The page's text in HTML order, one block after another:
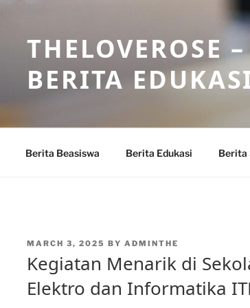
THELOVEROSE
BERITA
Berita Beasiswa Berita Edukasi Berita
POSTED
MARCH 3, 2025 BY ADMINTHE
Kegiatan Menarik di
Elektro dan Informatika